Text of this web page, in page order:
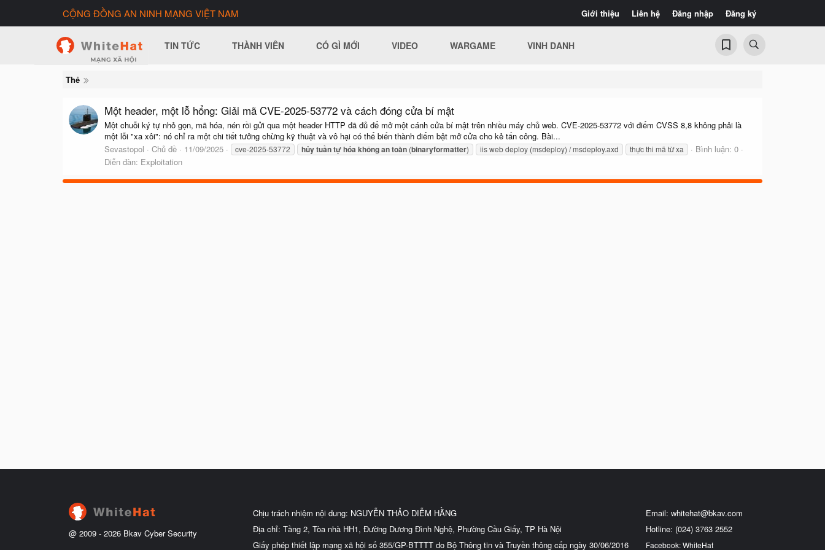
Giới thiệu Liên hệ Đăng nhập Đăng ký
CỘNG ĐỒNG AN NINH MẠNG VIỆT NAM
TIN TỨC THÀNH VIÊN CÓ GÌ MỚI VIDEO WARGAME VINH DANH
Thẻ
Một header, một lỗ hổng: Giải mã CVE-2025-53772 và cách đóng cửa bí mật
Một chuỗi ký tự nhỏ gọn, mã hóa, nén rồi gửi qua một header HTTP đã đủ để mở một cánh cửa bí mật trên nhiều máy chủ web. CVE-2025-53772 với điểm CVSS 8,8 không phải là
một lỗi "xa xôi": nó chỉ ra một chi tiết tưởng chừng kỹ thuật và vô hại có thể biến thành điểm bật mở cửa cho kẻ tấn công. Bài...
Sevastopol
Chủ đề 11/09/2025 cve-2025-53772 hủytuầntựhóa khôngantoàn (binaryformatter) iis web deploy (msdeploy) / msdeploy.axd thực thi mã từ xa
Bình luận: 0
Diễn đàn: Exploitation
@ 2009 - 2026 Bkav Cyber Security
Chịu trách nhiệm nội dung: NGUYỄN THẢO DIỄM HẰNG
Địa chỉ: Tầng 2, Tòa nhà HH1, Đường Dương Đình Nghệ, Phường Cầu Giấy, TP Hà Nội
Giấy phép thiết lập mạng xã hội số 355/GP-BTTTT do Bộ Thông tin và Truyền thông cấp ngày 30/06/2016
Email: whitehat@bkav.com
Hotline: (024) 3763 2552
Facebook: WhiteHat